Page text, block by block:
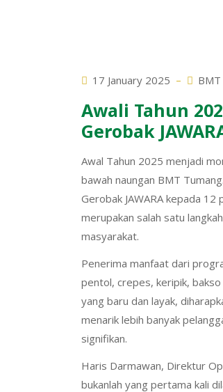
17 January 2025
Awali Tahun
Gerobak
Awal Tahun 2025 menjadi
bawah naungan BMT
Gerobak JAWARA kepada
merupakan salah satu
masyarakat.
Penerima manfaat dari
pentol, crepes, keripik,
yang baru dan layak,
menarik lebih banyak
signifikan.
Haris Darmawan, Direktur
bukanlah yang pertama kali